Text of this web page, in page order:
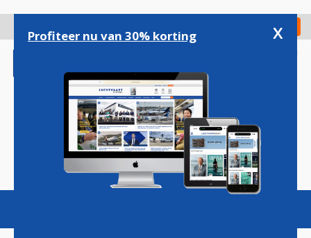
gaan
Check in
Magazine Podcasts Vacatures
Profiteer nu van 30% korting x